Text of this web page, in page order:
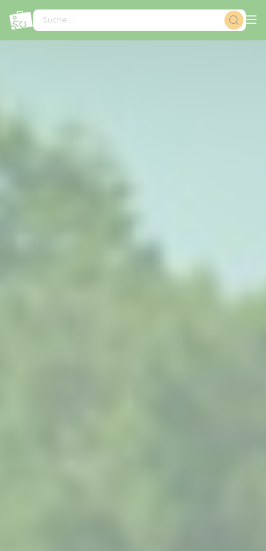
Suche...
Cookie-Einstellungen